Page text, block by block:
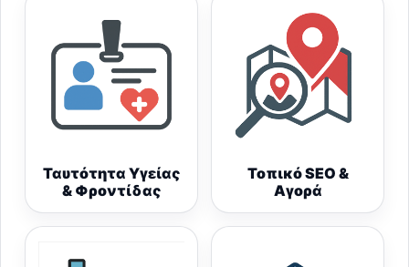
Ταυτότητα Υγείας
& Φροντίδας
Τοπικό SEO &
Αγορά